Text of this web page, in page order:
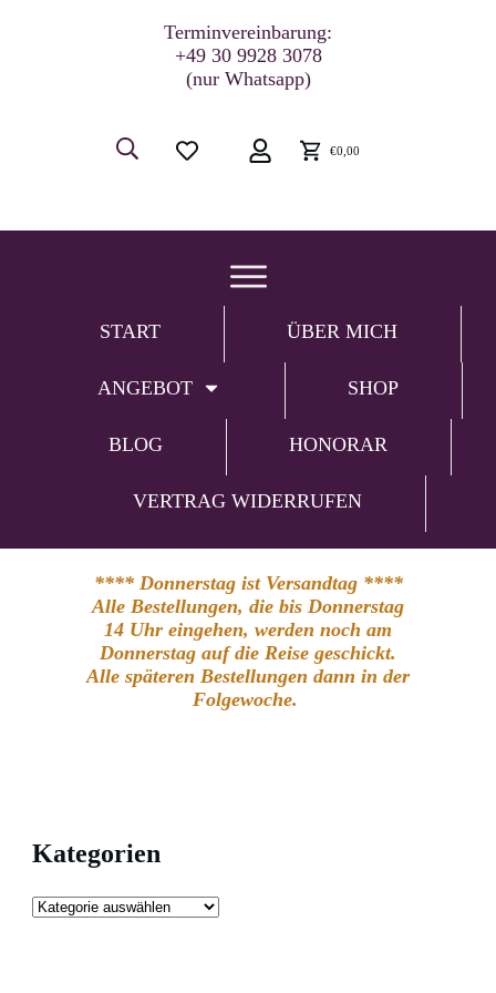
Terminvereinbarung:
+49 30 9928 3078
(nur Whatsapp)
€0,00
START ÜBER MICH
ANGEBOT SHOP
BLOG HONORAR
VERTRAG WIDERRUFEN
**** Donnerstag ist Versandtag ****
Alle Bestellungen, die bis Donnerstag
14 Uhr eingehen, werden noch am
Donnerstag auf die Reise geschickt.
Alle späteren Bestellungen dann in der
Folgewoche.
Kategorien